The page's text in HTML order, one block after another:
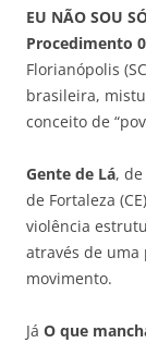
EU NÃO SOU
Procedimento
Florianópolis
brasileira,
conceito de
Gente de Lá,
de Fortaleza
violência
através de uma
movimento.
Já O que